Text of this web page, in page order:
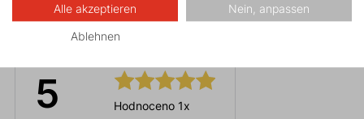
Bewertungen
5 Hodnoceno 1x
Alle akzeptieren Nein, anpassen
Ablehnen